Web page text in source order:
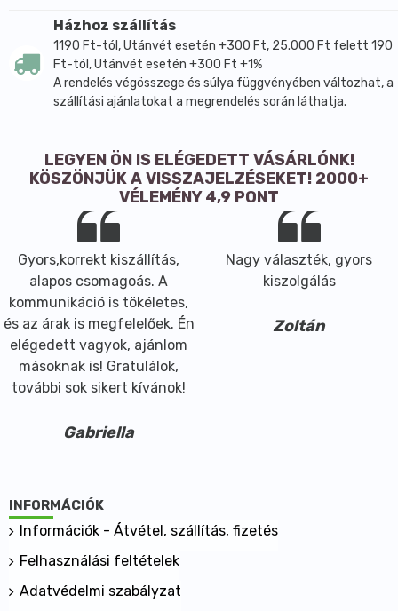
- ebből telített zsírsavak
Szénhidrát 90 g
- ebből cukor 90 g
0 g
Tárolás:
száraz, hűvös helyen.
Származási hely:
Magyarország vagy Olaszország.
Milyen diétába illeszthető:
- vegán
- vegetáriánus
Házhoz szállítás
1190 Ft-tól, Utánvét esetén +300 Ft, 25.000 Ft felett 190
Ft-tól, Utánvét esetén +300 Ft +1%
A rendelés végösszege és súlya függvényében változhat, a
szállítási ajánlatokat a megrendelés során láthatja.
LEGYEN ÖN IS ELÉGEDETT VÁSÁRLÓNK!
KÖSZÖNJÜK A VISSZAJELZÉSEKET! 2000+
VÉLEMÉNY 4,9 PONT
Gyors,korrekt kiszállítás,
alapos csomagoás. A
kommunikáció is tökéletes,
és az árak is megfelelőek. Én
elégedett vagyok, ajánlom
másoknak is! Gratulálok,
további sok sikert kívánok!
Gabriella
Nagy választék, gyors
kiszolgálás
Zoltán
INFORMÁCIÓK
Információk - Átvétel, szállítás, fizetés
Felhasználási feltételek
Adatvédelmi szabályzat